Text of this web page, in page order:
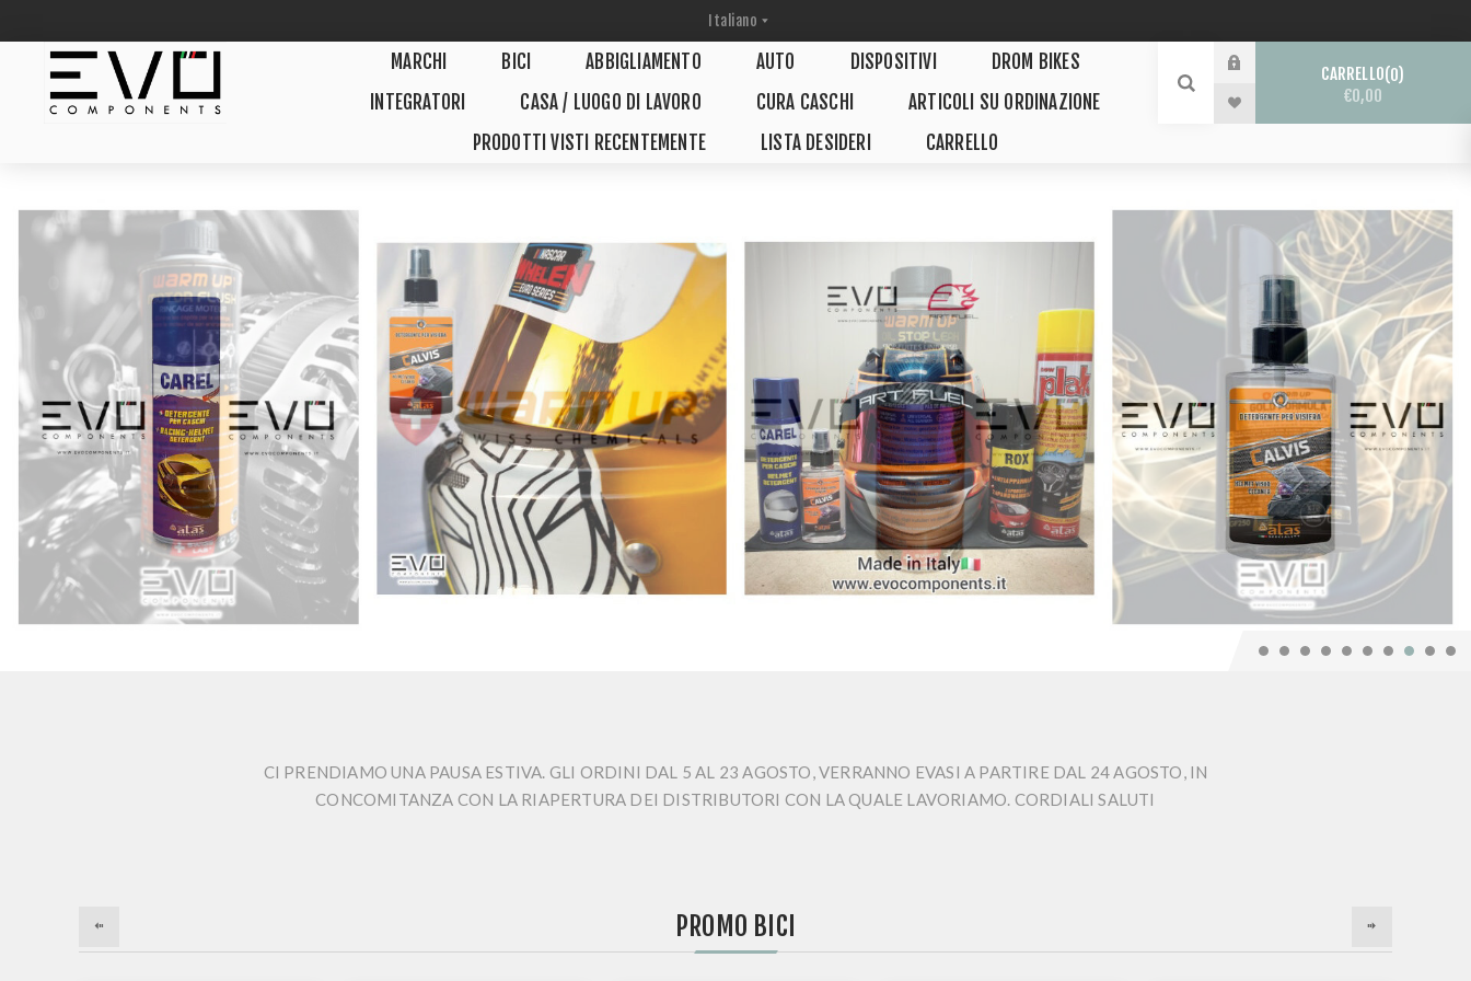
MARCHI BICI ABBIGLIAMENTO AUTO DISPOSITIVI
DROM BIKES
INTEGRATORI
CASA / LUOGO DI LAVORO CURA CASCHI
ARTICOLI SU ORDINAZIONE
PRODOTTI VISTI RECENTEMENTE
LISTA DESIDERI CARRELLO
CARRELLO 0
€0,00
CI PRENDIAMO UNA PAUSA ESTIVA. GLI ORDINI DAL 5 AL 23 AGOSTO, VERRANNO EVASI A PARTIRE DAL 24 AGOSTO, IN
CONCOMITANZA CON LA RIAPERTURA DEI DISTRIBUTORI CON LA QUALE LAVORIAMO. CORDIALI SALUTI
PROMO BICI